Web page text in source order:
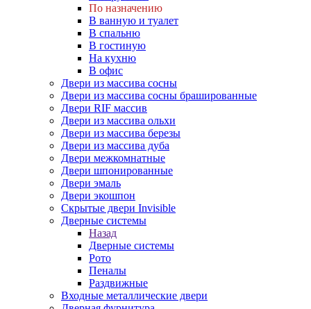
По назначению
В ванную и туалет
В спальню
В гостиную
На кухню
В офис
Двери из массива сосны
Двери из массива сосны брашированные
Двери RIF массив
Двери из массива ольхи
Двери из массива березы
Двери из массива дуба
Двери межкомнатные
Двери шпонированные
Двери эмаль
Двери экошпон
Скрытые двери Invisible
Дверные системы
Назад
Дверные системы
Рото
Пеналы
Раздвижные
Входные металлические двери